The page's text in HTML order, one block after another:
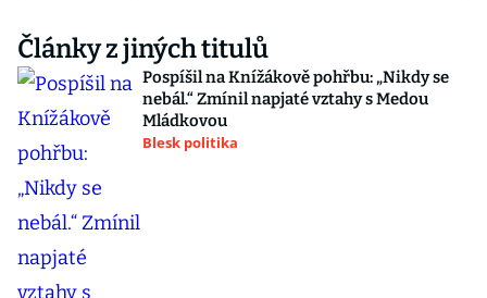
Články z jiných titulů
Pospíšil na Knížákově pohřbu: „Nikdy se
nebál.“ Zmínil napjaté vztahy s Medou
Mládkovou
Blesk politika